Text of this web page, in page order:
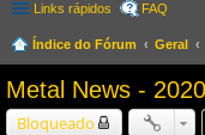
Links rápidos FAQ
Índice do Fórum Geral
Metal News - 2020
Bloqueado